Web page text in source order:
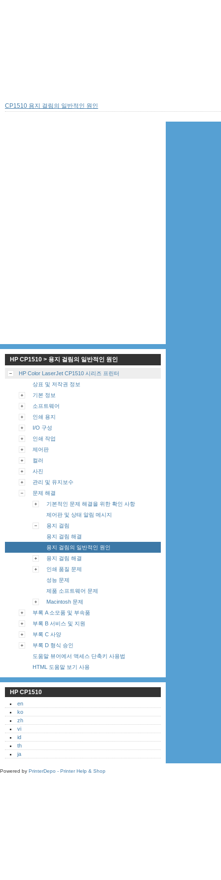
CP1510 용지 걸림의 일반적인 원인
HP CP1510 > 용지 걸림의 일반적인 원인
HP Color LaserJet CP1510 시리즈 프린터
상표 및 저작권 정보
기본 정보
소프트웨어
인쇄 용지
I/O 구성
인쇄 작업
제어판
컬러
사진
관리 및 유지보수
문제 해결
기본적인 문제 해결을 위한 확인 사항
제어판 및 상태 알림 메시지
용지 걸림
용지 걸림 해결
용지 걸림의 일반적인 원인
용지 걸림 해결
인쇄 품질 문제
성능 문제
제품 소프트웨어 문제
Macintosh 문제
부록 A 소모품 및 부속품
부록 B 서비스 및 지원
부록 C 사양
부록 D 형식 승인
도움말 뷰어에서 액세스 단축키 사용법
HTML 도움말 보기 사용
HP CP1510
en
ko
zh
vi
id
th
ja
Powered by PrinterDepo - Printer Help & Shop